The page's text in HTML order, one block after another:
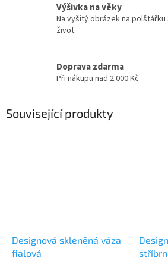
Výšivka na věky
Na vyšitý obrázek na
život.
Doprava zdarma
Při nákupu nad 2.000 Kč
Související produkty
Designová skleněná váza
fialová